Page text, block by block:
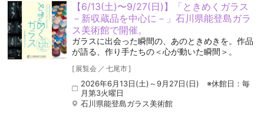
【6/13(土)〜9/27(日)】「ときめくガラス
－新収蔵品を中心に－」石川県能登島ガラ
ス美術館で開催。
ガラスに出会った瞬間の、あのときめきを。作品
が語る、作り手たちの＜心が動いた瞬間＞。
[ 展覧会 ／ 七尾市]
2026年6月13日(土)～9月27日(日) ※休館日：毎
月第3火曜日
石川県能登島ガラス美術館